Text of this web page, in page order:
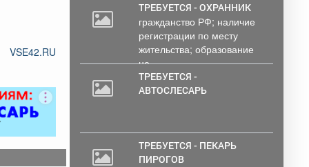
VSE42.RU
ТРЕБУЕТСЯ - ОХРАННИК
гражданство РФ; наличие
регистрации по месту
жительства; образование
не...
ТРЕБУЕТСЯ -
АВТОСЛЕСАРЬ
ТРЕБУЕТСЯ - ПЕКАРЬ
ПИРОГОВ